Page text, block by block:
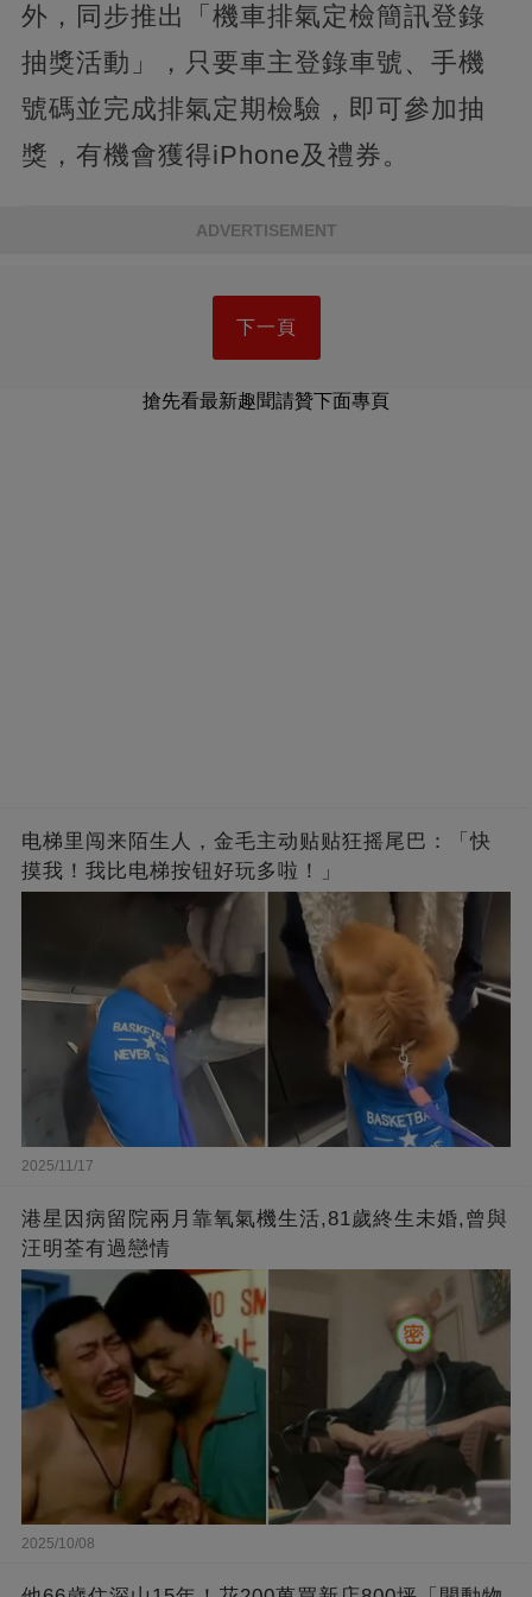
外，同步推出「機車排氣定檢簡訊登錄
抽獎活動」，只要車主登錄車號、手機
號碼並完成排氣定期檢驗，即可參加抽
獎，有機會獲得iPhone及禮券。
ADVERTISEMENT
下一頁
搶先看最新趣聞請贊下面專頁
电梯里闯来陌生人，金毛主动贴贴狂摇尾巴：「快
摸我！我比电梯按钮好玩多啦！」
2025/11/17
港星因病留院兩月靠氧氣機生活,81歲終生未婚,曾與
汪明荃有過戀情
2025/10/08